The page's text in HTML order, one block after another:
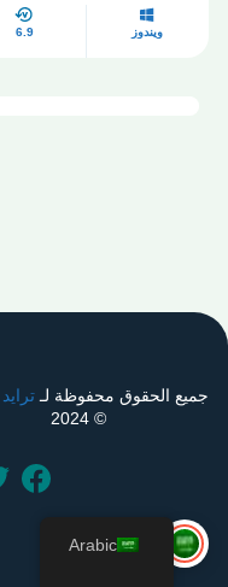
ويندوز 6.9
جميع الحقوق محفوظة لـ
© 2024
Arabic